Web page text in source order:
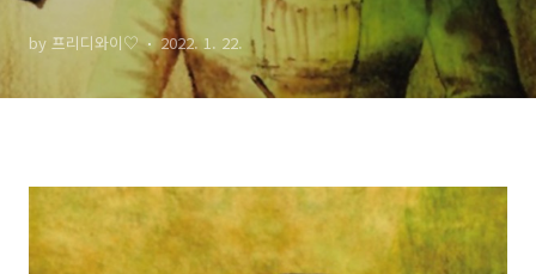
by 프리디와이♡ 2022. 1. 22.